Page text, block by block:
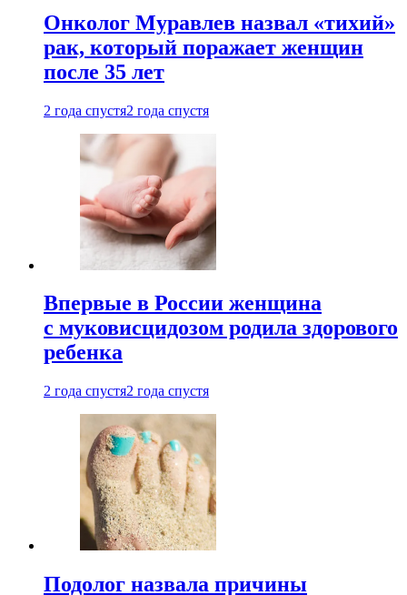
Онколог Муравлев назвал «тихий»
рак, который поражает женщин
после 35 лет
2 года спустя2 года спустя
Впервые в России женщина
с муковисцидозом родила здорового
ребенка
2 года спустя2 года спустя
Подолог назвала причины